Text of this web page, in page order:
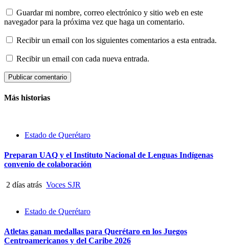
Guardar mi nombre, correo electrónico y sitio web en este
navegador para la próxima vez que haga un comentario.
Recibir un email con los siguientes comentarios a esta entrada.
Recibir un email con cada nueva entrada.
Más historias
Estado de Querétaro
Preparan UAQ y el Instituto Nacional de Lenguas Indígenas
convenio de colaboración
2 días atrás Voces SJR
Estado de Querétaro
Atletas ganan medallas para Querétaro en los Juegos
Centroamericanos y del Caribe 2026